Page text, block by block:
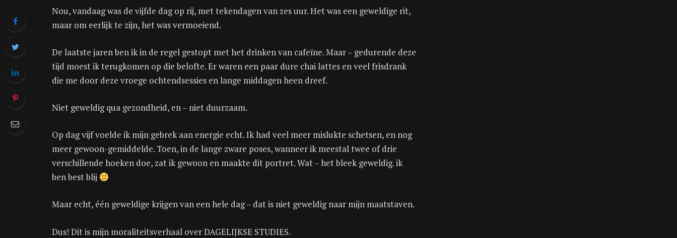
Nou, vandaag was de vijfde dag op rij, met tekendagen van zes uur. Het was een geweldige rit,
maar om eerlijk te zijn, het was vermoeiend.
De laatste jaren ben ik in de regel gestopt met het drinken van cafeïne. Maar – gedurende deze
tijd moest ik terugkomen op die belofte. Er waren een paar dure chai lattes en veel frisdrank
die me door deze vroege ochtendsessies en lange middagen heen dreef.
Niet geweldig qua gezondheid, en – niet duurzaam.
Op dag vijf voelde ik mijn gebrek aan energie echt. Ik had veel meer mislukte schetsen, en nog
meer gewoon-gemiddelde. Toen, in de lange zware poses, wanneer ik meestal twee of drie
verschillende hoeken doe, zat ik gewoon en maakte dit portret. Wat – het bleek geweldig. ik
ben best blij
Maar echt, één geweldige krijgen van een hele dag – dat is niet geweldig naar mijn maatstaven.
Dus! Dit is mijn moraliteitsverhaal over DAGELIJKSE STUDIES.